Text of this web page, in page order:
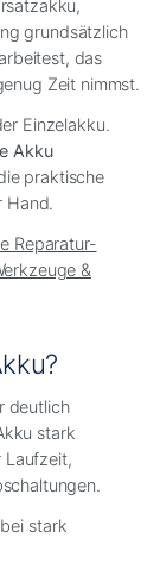
grundsätzlich
das
Zeit nimmst.
Einzelakku.
Akku
praktische
Hand.
Reparatur-
&
deutlich
stark
Laufzeit,
stark